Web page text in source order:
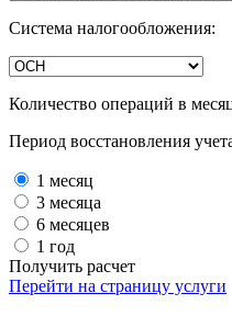
Система налогообложения:
Количество операций в
Период восстановления
1 месяц
3 месяца
6 месяцев
1 год
Получить расчет
Перейти на страницу услуги